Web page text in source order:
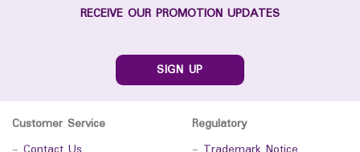
RECEIVE OUR PROMOTION UPDATES
SIGN UP
Customer Service
Regulatory